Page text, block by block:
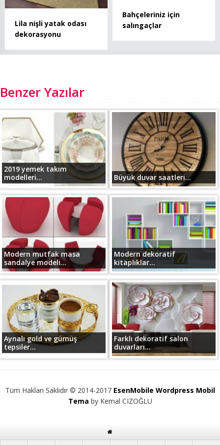
Lila nişli yatak odası
dekorasyonu
Bahçeleriniz için
salıngaçlar
Benzer Yazılar
2019 yemek takım
modelleri...
Büyük duvar saatleri...
Modern mutfak masa
sandalye modeli...
Modern dekoratif
kitaplıklar...
Aynalı gold ve gümüş
tepsiler...
Farklı dekoratif salon
duvarları...
Tüm Hakları Saklıdır © 2014-2017 EsenMobile Wordpress Mobil
Tema by Kemal CIZOĞLU